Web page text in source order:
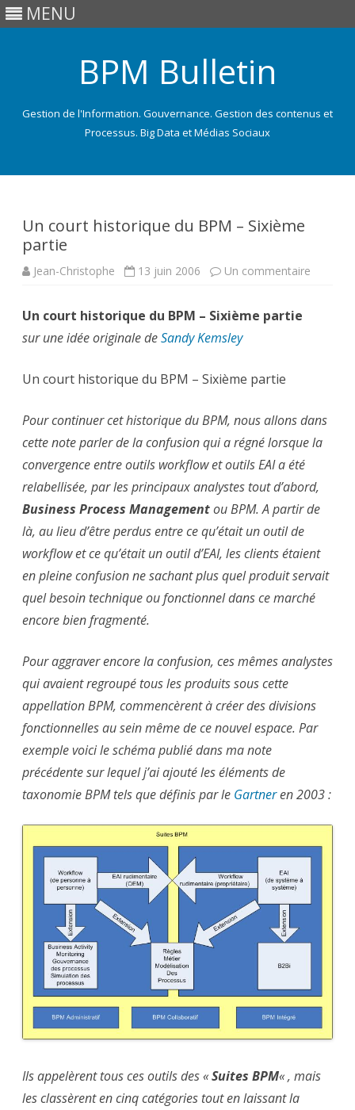
MENU
BPM Bulletin
Gestion de l'Information. Gouvernance. Gestion des contenus et
Processus. Big Data et Médias Sociaux
Un court historique du BPM – Sixième
partie
Jean-Christophe 13 juin 2006 Un commentaire
Un court historique du BPM – Sixième partie
sur une idée originale deSandy Kemsley
Un court historique du BPM – Sixième partie
Pour continuer cet historique du BPM, nous allons dans
cette note parler de la confusion qui a régné lorsque la
convergence entre outils workflow et outils EAI a été
relabellisée, par les principaux analystes tout d’abord,
Business Process Managementou BPM. A partir de
là, au lieu d’être perdus entre ce qu’était un outil de
workflow et ce qu’était un outil d’EAI, les clients étaient
en pleine confusion ne sachant plus quel produit servait
quel besoin technique ou fonctionnel dans ce marché
encore bien fragmenté.
Pour aggraver encore la confusion, ces mêmes analystes
qui avaient regroupé tous les produits sous cette
appellation BPM, commencèrent à créer des divisions
fonctionnelles au sein même de ce nouvel espace. Par
exemple voici le schéma publié dans ma note
précédente sur lequel j’ai ajouté les éléments de
taxonomie BPM tels que définis par le Gartneren 2003 :
Ils appelèrent tous ces outils des «Suites BPM« , mais
les classèrent en cinq catégories tout en laissant la